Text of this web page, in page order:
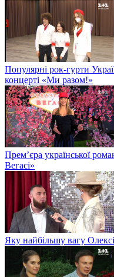
Популярні рок-гурти
концерті «Ми разом!»
Прем’єра української
Вегасі»
Яку найбільшу вагу